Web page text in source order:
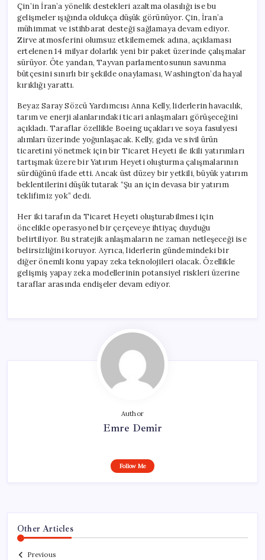
Çin’in İran’a yönelik destekleri azaltma olasılığı ise bu
gelişmeler ışığında oldukça düşük görünüyor. Çin, İran’a
mühimmat ve istihbarat desteği sağlamaya devam ediyor.
Zirve atmosferini olumsuz etkilememek adına, açıklaması
ertelenen 14 milyar dolarlık yeni bir paket üzerinde çalışmalar
sürüyor. Öte yandan, Tayvan parlamentosunun savunma
bütçesini sınırlı bir şekilde onaylaması, Washington’da hayal
kırıklığı yarattı.
Beyaz Saray Sözcü Yardımcısı Anna Kelly, liderlerin havacılık,
tarım ve enerji alanlarındaki ticari anlaşmaları görüşeceğini
açıkladı. Taraflar özellikle Boeing uçakları ve soya fasulyesi
alımları üzerinde yoğunlaşacak. Kelly, gıda ve sivil ürün
ticaretini yönetmek için bir Ticaret Heyeti ile ikili yatırımları
tartışmak üzere bir Yatırım Heyeti oluşturma çalışmalarının
sürdüğünü ifade etti. Ancak üst düzey bir yetkili, büyük yatırım
beklentilerini düşük tutarak “Şu an için devasa bir yatırım
teklifimiz yok” dedi.
Her iki tarafın da Ticaret Heyeti oluşturabilmesi için
öncelikle operasyonel bir çerçeveye ihtiyaç duyduğu
belirtiliyor. Bu stratejik anlaşmaların ne zaman netleşeceği ise
belirsizliğini koruyor. Ayrıca, liderlerin gündemindeki bir
diğer önemli konu yapay zeka teknolojileri olacak. Özellikle
gelişmiş yapay zeka modellerinin potansiyel riskleri üzerine
taraflar arasında endişeler devam ediyor.
Author
Emre Demir
Follow Me
Other Articles
Previous